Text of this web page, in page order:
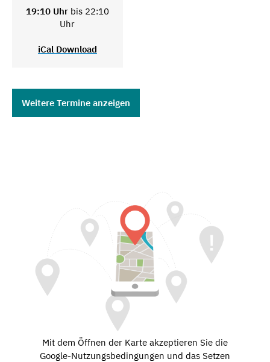
19:10 Uhr bis 22:10
Uhr
iCal Download
Weitere Termine anzeigen
Mit dem Öffnen der Karte akzeptieren Sie die
Google-Nutzungsbedingungen und das Setzen